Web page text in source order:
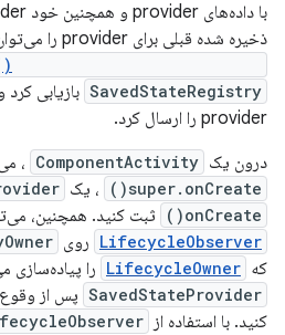
ذخیره شده قبلی برای provider را می‌توان با فراخوانی
SavedStateRegistry بازیابی کرد
provider را ارسال کرد.
درون یک ComponentActivity ،
super.onCreate() ، یک
onCreate() ثبت کنید. همچنین،
LifecycleObserver روی
که LifecycleOwner را پیاده‌سازی
SavedStateProvider پس از وقوع
کنید. با استفاده از